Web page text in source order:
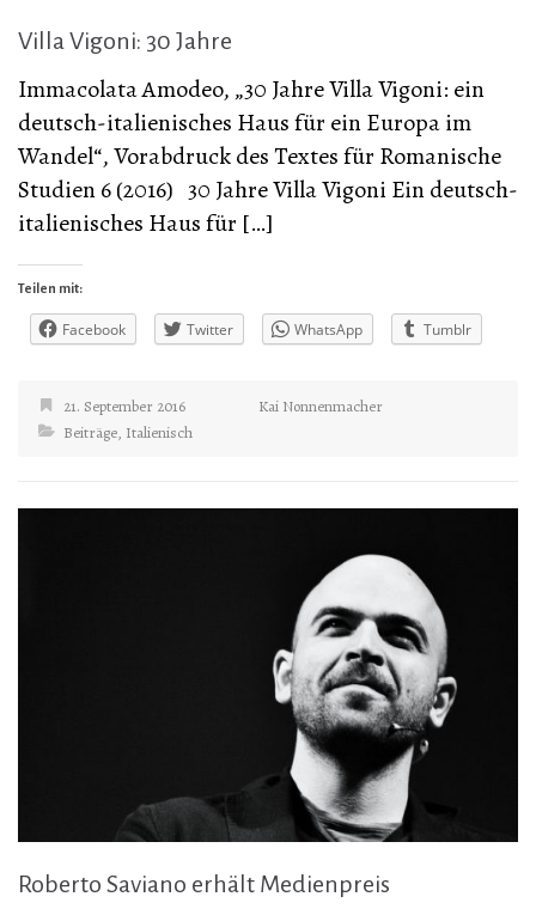
Villa Vigoni: 30 Jahre
Immacolata Amodeo, „30 Jahre Villa Vigoni: ein
deutsch-italienisches Haus für ein Europa im
Wandel“, Vorabdruck des Textes für Romanische
Studien 6 (2016) 30 Jahre Villa Vigoni Ein deutsch-
italienisches Haus für […]
Teilen mit:
Facebook Twitter WhatsApp Tumblr
21. September 2016
Kai Nonnenmacher
Beiträge, Italienisch
Roberto Saviano erhält Medienpreis